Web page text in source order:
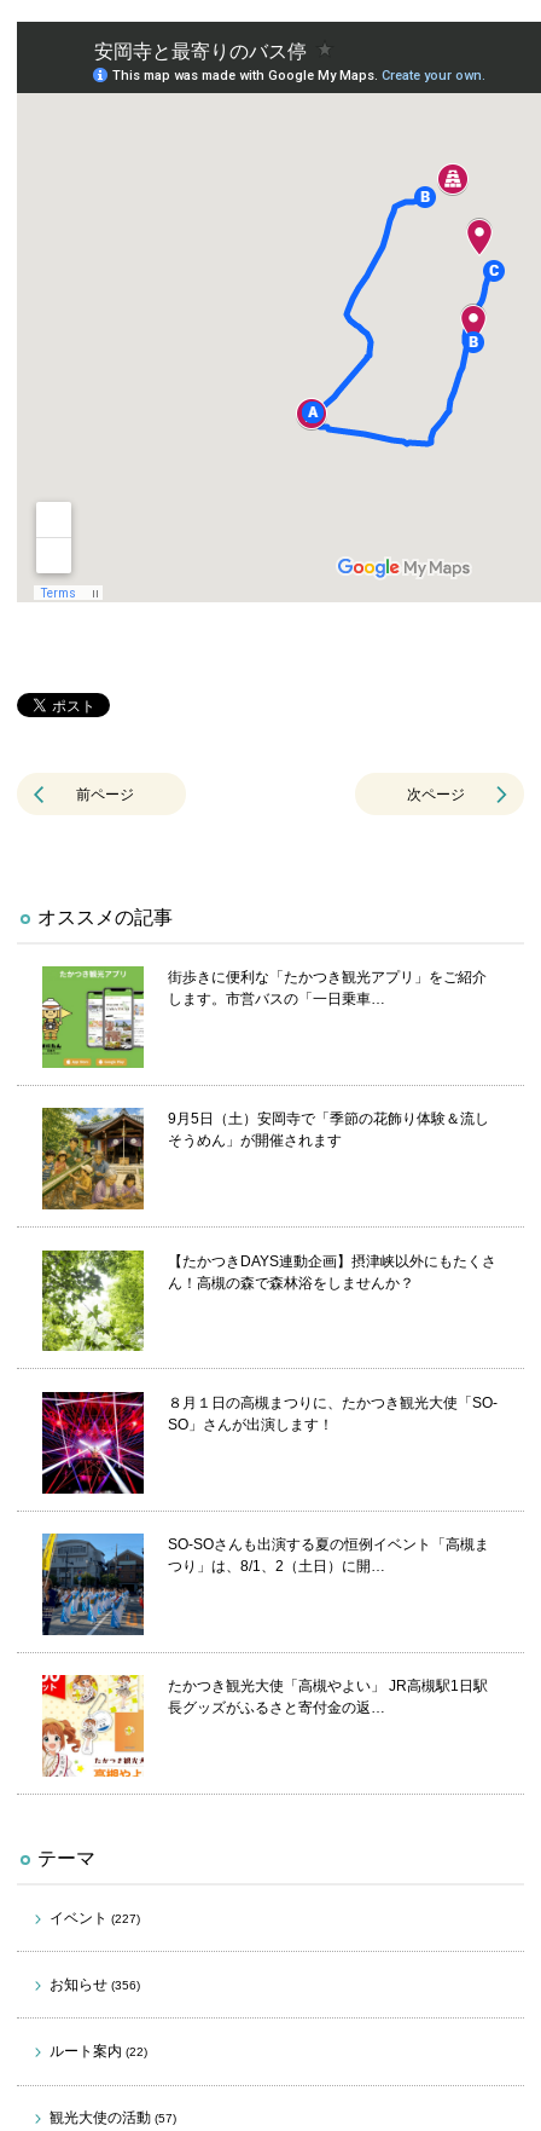
前ページ 次ページ
オススメの記事
街歩きに便利な「たかつき観光アプリ」をご紹介
します。市営バスの「一日乗車…
9月5日（土）安岡寺で「季節の花飾り体験＆流し
そうめん」が開催されます
【たかつきDAYS連動企画】摂津峡以外にもたくさ
ん！高槻の森で森林浴をしませんか？
８月１日の高槻まつりに、たかつき観光大使「SO-
SO」さんが出演します！
SO-SOさんも出演する夏の恒例イベント「高槻ま
つり」は、8/1、2（土日）に開…
たかつき観光大使「高槻やよい」 JR高槻駅1日駅
長グッズがふるさと寄付金の返…
テーマ
イベント (227)
お知らせ (356)
ルート案内 (22)
観光大使の活動 (57)